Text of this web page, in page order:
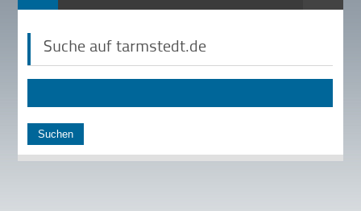
Suche auf tarmstedt.de